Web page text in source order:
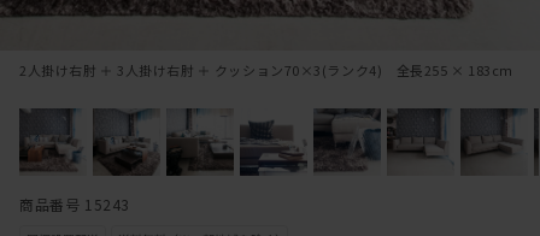
2人掛け右肘 ＋ 3人掛け右肘 ＋ クッション70×3(ランク4) 全長255 × 183cｍ
商品番号 15243